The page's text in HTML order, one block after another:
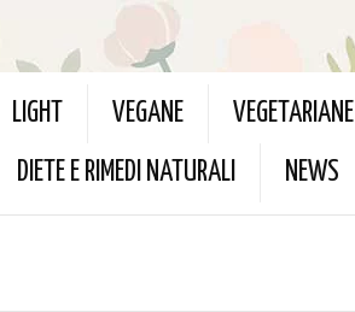
LIGHT VEGANE VEGETARIANE
DIETE E RIMEDI NATURALI NEWS